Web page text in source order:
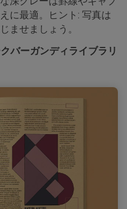
に最適。ヒント: 写真は
ませましょう。
バーガンディライブラリ